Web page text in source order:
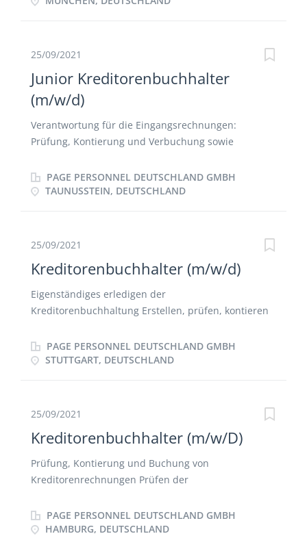
25/09/2021
Junior Kreditorenbuchhalter
(m/w/d)
Verantwortung für die Eingangsrechnungen:
Prüfung, Kontierung und Verbuchung sowie
Zahlungsverkehrs, Lieferantenregistrierung nach
Vorgabe Durchführung der internen Reisekosten -
Jahresabschlüssen Lieferantenbezogene
Headquarter
PAGE PERSONNEL DEUTSCHLAND GMBH
TAUNUSSTEIN, DEUTSCHLAND
25/09/2021
Kreditorenbuchhalter (m/w/d)
Eigenständiges erledigen der
Kreditorenbuchhaltung Erstellen, prüfen, kontieren
Posten-Liste Durchführen des Mahnwesens
Bearbeiten des täglichen Zahlungsverkehrs
Statistiken und Reports Kommunikation mit den
PAGE PERSONNEL DEUTSCHLAND GMBH
STUTTGART, DEUTSCHLAND
25/09/2021
Kreditorenbuchhalter (m/w/D)
Prüfung, Kontierung und Buchung von
Kreditorenrechnungen Prüfen der
Erstellung von Monats-, Quartals- und
Jahresabschlüssen Buchen von Zahlungseingängen,
PAGE PERSONNEL DEUTSCHLAND GMBH
HAMBURG, DEUTSCHLAND